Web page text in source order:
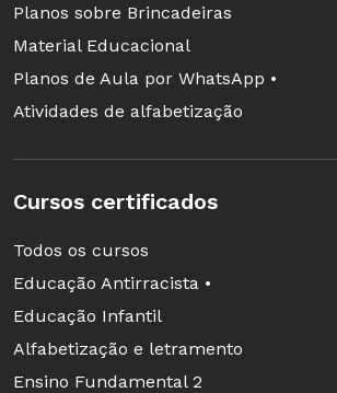
Planos sobre Brincadeiras
Material Educacional
Planos de Aula por WhatsApp •
Atividades de alfabetização
Cursos certificados
Todos os cursos
Educação Antirracista •
Educação Infantil
Alfabetização e letramento
Ensino Fundamental 2